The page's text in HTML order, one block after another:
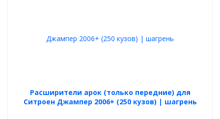
Расширители арок (только передние) для
Ситроен Джампер 2006+ (250 кузов) | шагрень